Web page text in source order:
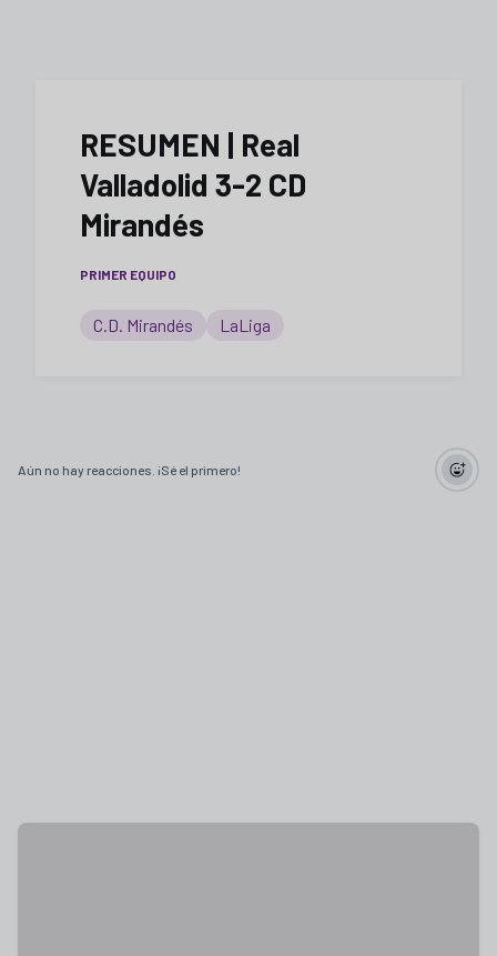
RESUMEN | Real
Valladolid 3-2 CD
Mirandés
PRIMER EQUIPO
C.D. Mirandés LaLiga
Aún no hay reacciones. ¡Sé el primero!